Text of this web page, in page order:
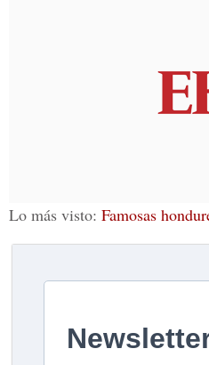
Lo más visto: Famosas